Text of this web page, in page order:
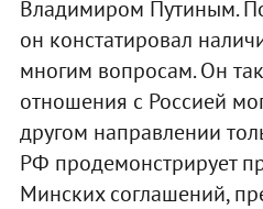
Владимиром Путиным.
он констатировал
многим вопросам. Он
отношения с Россией
другом направлении
РФ продемонстрирует
Минских соглашений,